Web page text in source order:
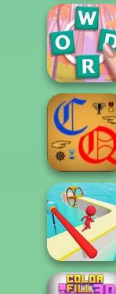
Alien Quest
Crocword
Cryptic Quotes